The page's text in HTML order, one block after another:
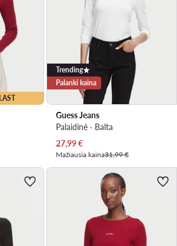
Trending
Palanki kaina
Guess Jeans
Palaidinė · Balta
Dabartinė kaina
27,99€
Mažiausia kaina31,99 €